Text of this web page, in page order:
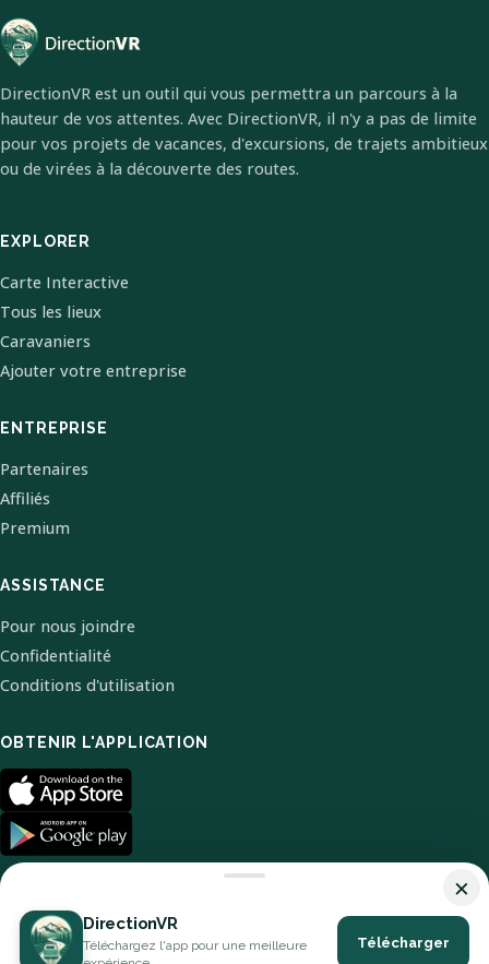
DirectionVR est un outil qui vous permettra un parcours à la
hauteur de vos attentes. Avec DirectionVR, il n'y a pas de limite
pour vos projets de vacances, d'excursions, de trajets ambitieux
ou de virées à la découverte des routes.
EXPLORER
Carte Interactive
Tous les lieux
Caravaniers
Ajouter votre entreprise
ENTREPRISE
Partenaires
Affiliés
Premium
ASSISTANCE
Pour nous joindre
Confidentialité
Conditions d'utilisation
OBTENIR L'APPLICATION
© 2026 DirectionVR. Tous droits réservés.
×
DirectionVR
Téléchargez l'app pour une meilleure
Télécharger